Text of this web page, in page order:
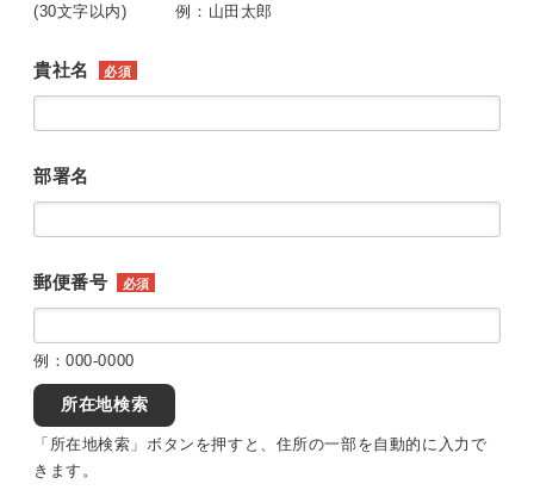
(30文字以内) 例：山田太郎
貴社名 必須
部署名
郵便番号 必須
例：000-0000
所在地検索
「所在地検索」ボタンを押すと、住所の一部を自動的に入力で
きます。